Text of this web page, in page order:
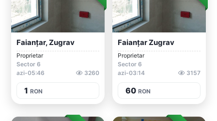
Faianțar, Zugrav
Proprietar
Sector 6
azi-05:46
3260
1 RON
Faianțar Zugrav
Proprietar
Sector 6
azi-03:14
3157
60 RON